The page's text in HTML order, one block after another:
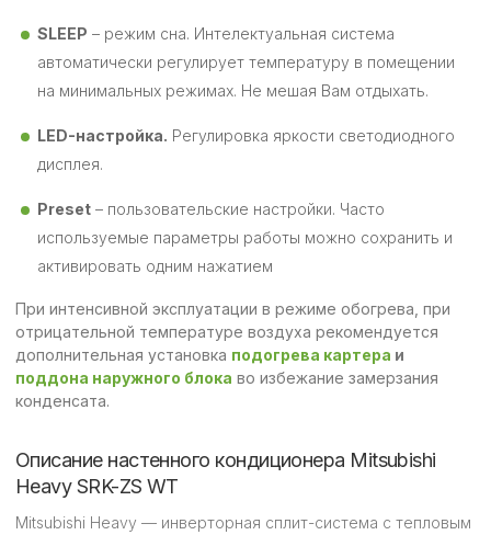
SLEEP – режим сна. Интелектуальная система
автоматически регулирует температуру в помещении
на минимальных режимах. Не мешая Вам отдыхать.
LED-настройка. Регулировка яркости светодиодного
дисплея.
Preset – пользовательские настройки. Часто
используемые параметры работы можно сохранить и
активировать одним нажатием
При интенсивной эксплуатации в режиме обогрева, при
отрицательной температуре воздуха рекомендуется
дополнительная установка подогрева картера и
поддона наружного блока во избежание замерзания
конденсата.
Описание настенного кондиционера Mitsubishi
Heavy SRK-ZS WT
Mitsubishi Heavy — инверторная сплит-система с тепловым